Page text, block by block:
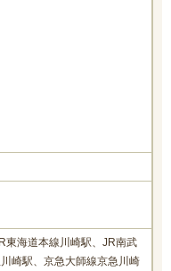
東海道本線川崎駅、JR南武
崎駅、京急大師線京急川崎